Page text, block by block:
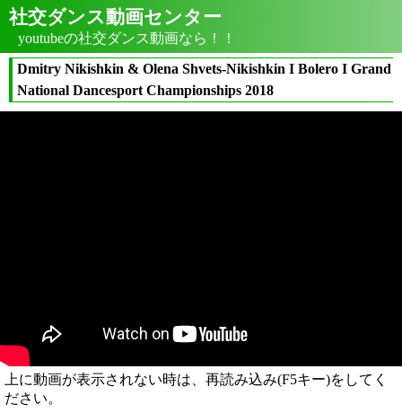
社交ダンス動画センター
youtubeの社交ダンス動画なら！！
Dmitry Nikishkin & Olena Shvets-Nikishkin I Bolero I Grand
National Dancesport Championships 2018
上に動画が表示されない時は、再読み込み(F5キー)をしてく
ださい。